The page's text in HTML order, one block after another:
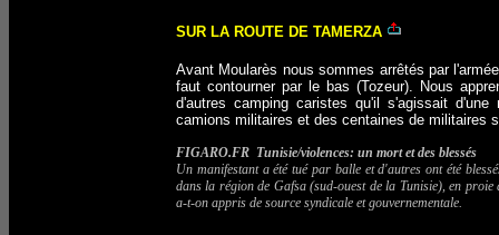
SUR LA ROUTE DE TAMERZA
Avant Moularès nous sommes arrêtés par
faut contourner par le bas (Tozeur). Nous
d'autres camping caristes qu'il s'agissait
camions militaires et des centaines de militaires
FIGARO.FR Tunisie/violences: un mort et des blessés
Un manifestant a été tué par balle et d'autres ont été
dans la région de Gafsa (sud-ouest de la Tunisie), en
a-t-on appris de source syndicale et gouvernementale.